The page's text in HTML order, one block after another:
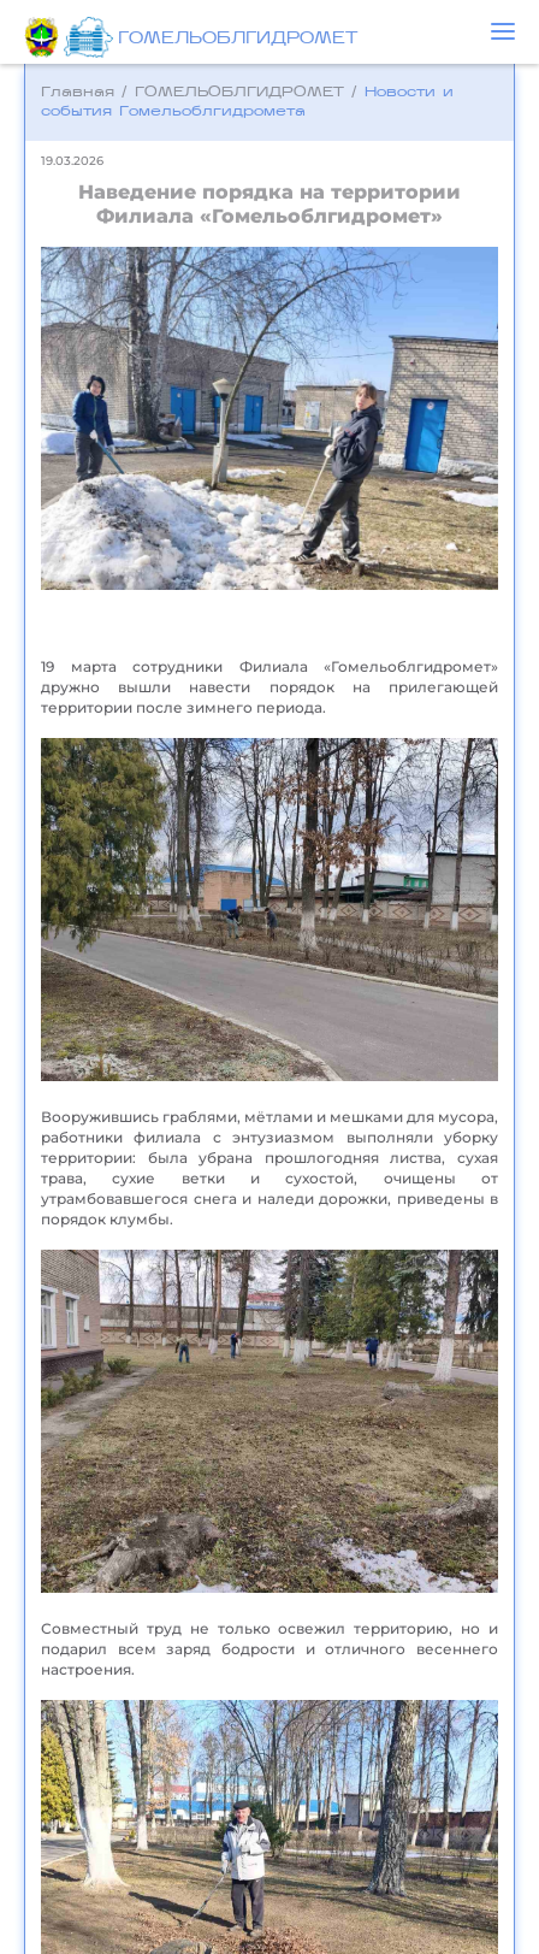
ГОМЕЛЬОБЛГИДРОМЕТ
Главная / ГОМЕЛЬОБЛГИДРОМЕТ /
Новости и
события Гомельоблгидромета
19.03.2026
Наведение порядка на территории
Филиала «Гомельоблгидромет»
19 марта сотрудники Филиала «Гомельоблгидромет»
дружно вышли навести порядок на прилегающей
территории после зимнего периода.
Вооружившись граблями, мётлами и мешками для мусора,
работники филиала с энтузиазмом выполняли уборку
территории: была убрана прошлогодняя листва, сухая
трава, сухие ветки и сухостой, очищены от
утрамбовавшегося снега и наледи дорожки, приведены в
порядок клумбы.
Совместный труд не только освежил территорию, но и
подарил всем заряд бодрости и отличного весеннего
настроения.